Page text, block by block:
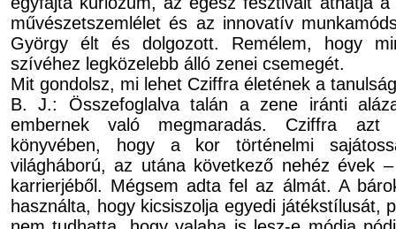
művészetszemlélet és az innovatív
György élt és dolgozott. Remélem, hogy
szívéhez legközelebb álló zenei csemegét.
Mit gondolsz, mi lehet Cziffra életének a
B. J.: Összefoglalva talán a zene iránti
embernek való megmaradás. Cziffra
könyvében, hogy a kor történelmi
világháború, az utána következő nehéz évek
karrierjéből. Mégsem adta fel az álmát. A
használta, hogy kicsiszolja egyedi játékstílusát,